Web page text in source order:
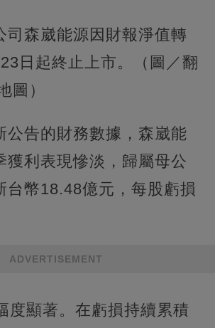
司森崴能源因財報淨值轉
日起終止上市。（圖／翻
圖）
公告的財務數據，森崴能
獲利表現慘淡，歸屬母公
台幣18.48億元，每股虧損
ADVERTISEMENT
度顯著。在虧損持續累積